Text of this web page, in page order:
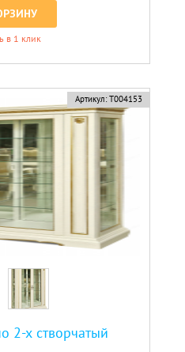
в 1 клик
Артикул: Т004153
2-х створчатый